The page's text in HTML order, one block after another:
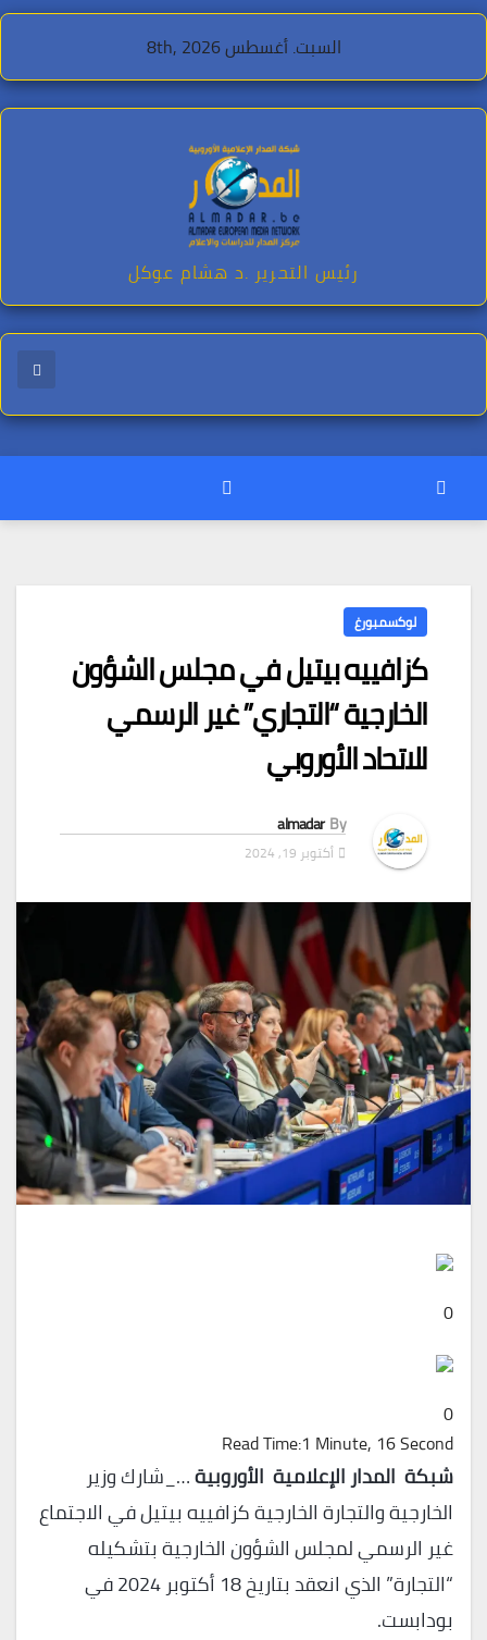
Skip
content
السبت. أغسطس 8th, 2026
رئيس التحرير .د هشام عوكل
لوكسمبورغ
كزافييه بيتيل في مجلس الشؤون
الخارجية “التجاري” غير الرسمي
للاتحاد الأوروبي
By
almadar
أكتوبر 19, 2024
0
0
Read Time:1 Minute, 16 Second
شبكة المدار الإعلامية الأوروبية…_شارك وزير
الخارجية والتجارة الخارجية كزافييه بيتيل في الاجتماع
غير الرسمي لمجلس الشؤون الخارجية بتشكيله
“التجارة” الذي انعقد بتاريخ 18 أكتوبر 2024 في
بودابست.